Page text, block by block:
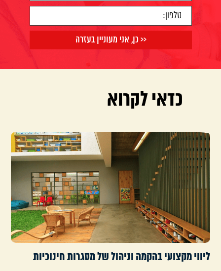
כדאי לקרוא
ליווי מקצועי בהקמה וניהול של מסגרות חינוכיות